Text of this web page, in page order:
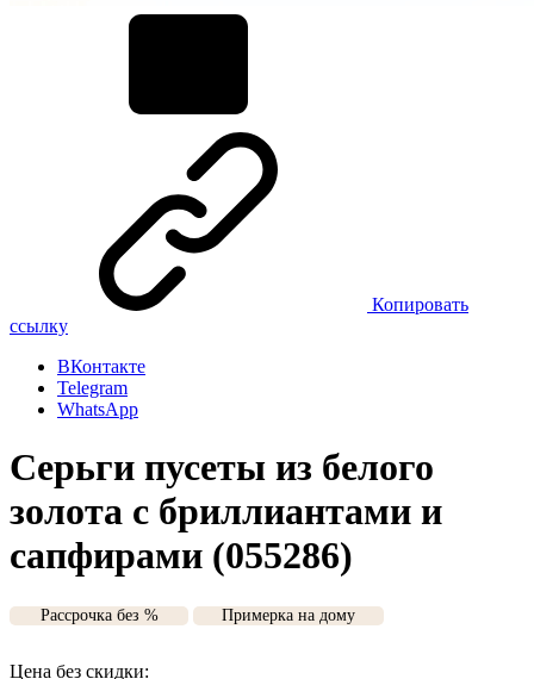
Копировать
ссылку
ВКонтакте
Telegram
WhatsApp
Серьги пусеты из белого
золота с бриллиантами и
сапфирами (055286)
Рассрочка без % Примерка на дому
Цена без скидки: